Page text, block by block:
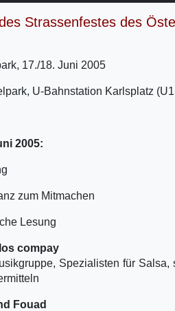
Strassenfestes des
17./18. Juni 2005
U-Bahnstation Karlsplatz
2005:
zum Mitmachen
Lesung
compay
Spezialisten für
Fouad